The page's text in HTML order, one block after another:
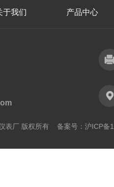
于我们 产品中心
表厂 版权所有 备案号：沪ICP备